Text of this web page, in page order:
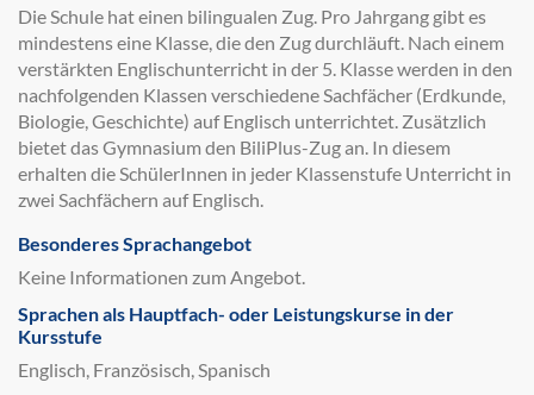
Die Schule hat einen bilingualen Zug. Pro Jahrgang gibt es
mindestens eine Klasse, die den Zug durchläuft. Nach einem
verstärkten Englischunterricht in der 5. Klasse werden in den
nachfolgenden Klassen verschiedene Sachfächer (Erdkunde,
Biologie, Geschichte) auf Englisch unterrichtet. Zusätzlich
bietet das Gymnasium den BiliPlus-Zug an. In diesem
erhalten die SchülerInnen in jeder Klassenstufe Unterricht in
zwei Sachfächern auf Englisch.
Besonderes Sprachangebot
Keine Informationen zum Angebot.
Sprachen als Hauptfach- oder Leistungskurse in der
Kursstufe
Englisch, Französisch, Spanisch